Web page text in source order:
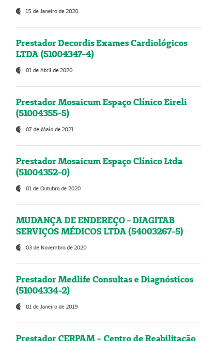
15 de Janeiro de 2020
Prestador Decordis Exames Cardiológicos
LTDA (51004347-4)
01 de Abril de 2020
Prestador Mosaicum Espaço Clínico Eireli
(51004355-5)
07 de Maio de 2021
Prestador Mosaicum Espaço Clínico Ltda
(51004352-0)
01 de Outubro de 2020
MUDANÇA DE ENDEREÇO - DIAGITAB
SERVIÇOS MÉDICOS LTDA (54003267-5)
03 de Novembro de 2020
Prestador Medlife Consultas e Diagnósticos
(51004334-2)
01 de Janeiro de 2019
Prestador CERPAM – Centro de Reabilitação